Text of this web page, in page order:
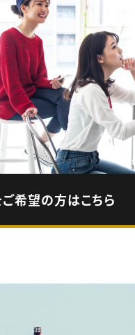
希望の方はこちら